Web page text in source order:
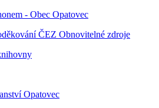
- Obec Opatovec
ČEZ Obnovitelné zdroje
Opatovec